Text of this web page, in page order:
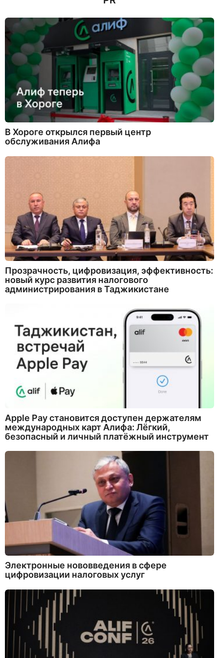
В Хороге открылся первый центр
обслуживания Алифа
Прозрачность, цифровизация, эффективность:
новый курс развития налогового
администрирования в Таджикистане
Apple Pay становится доступен держателям
международных карт Алифа: Лёгкий,
безопасный и личный платёжный инструмент
Электронные нововведения в сфере
цифровизации налоговых услуг